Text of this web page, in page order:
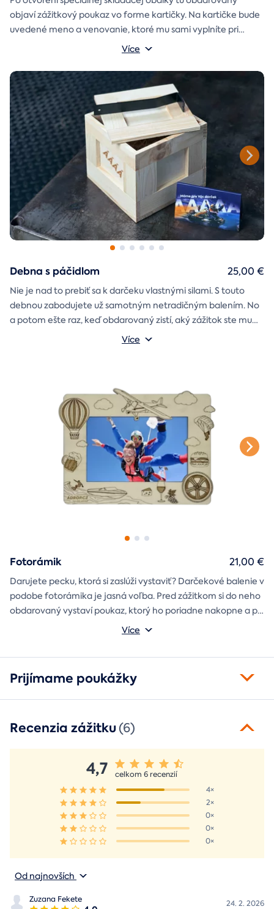
objaví zážitkový poukaz vo forme kartičky. Na kartičke bude
uvedené meno a venovanie, ktoré mu sami vyplníte pri
Více
Debna s páčidlom
Nie je nad to prebiť sa k darčeku vlastnými silami. S touto
debnou zabodujete už samotným netradičným balením. No
a potom ešte raz, keď obdarovaný zistí, aký zážitok ste mu
darčekovú skladačku
Vonkajšie rozmery: 20 × 20 × 20 cm
Více
25,00 €
Fotorámik
Darujete pecku, ktorá si zaslúži vystaviť? Darčekové balenie v
podobe fotorámika je jasná voľba. Pred zážitkom si do neho
obdarovaný vystaví poukaz, ktorý ho poriadne nakopne a po
absolvovaní tam poputuje fotka zo zážitku, ktorá pri každom
Môžete vybrať z motívov balónový, tunelový a univerzálny
Více
21,00 €
Prijímame poukážky
Recenzia zážitku(6)
4,7
celkom 6 recenzií
4×
2×
0×
0×
0×
Od najnovších
Zuzana Fekete 24. 2. 2026